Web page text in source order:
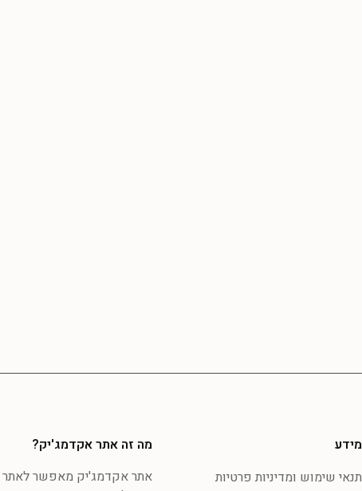
מידע
תנאי שימוש ומדיניות פרטיות
מה זה אתר אקדמג'יק?
אתר אקדמג'יק מאפשר לאתר